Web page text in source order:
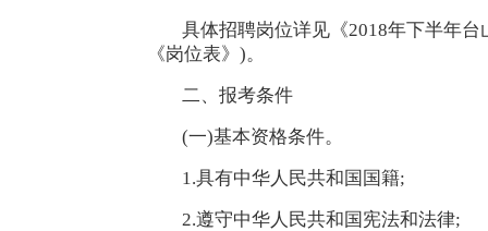
具体招聘岗位详见《2018年下半年
《岗位表》)。
二、报考条件
(一)基本资格条件。
1.具有中华人民共和国国籍;
2.遵守中华人民共和国宪法和法律;